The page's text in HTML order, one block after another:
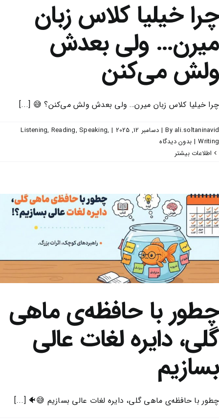
چرا خیلیا کلاس زبان
میرن… ولی بعدش
ولش می‌کنن
چرا خیلیا کلاس زبان میرن… ولی بعدش ولش می‌کنن؟ 😅 [...]
By ali.soltaninavid
| دسامبر 12, 2025 |
Listening, Reading,Speaking,
Writing
| بدون ديدگاه
اطلاعات بیشتر
چطور با حافظه‌ی ماهی
گلی، دایره لغات عالی
بسازیم
چطور با حافظه‌ی ماهی گلی، دایره لغات عالی بسازیم 😅🐠 [...]